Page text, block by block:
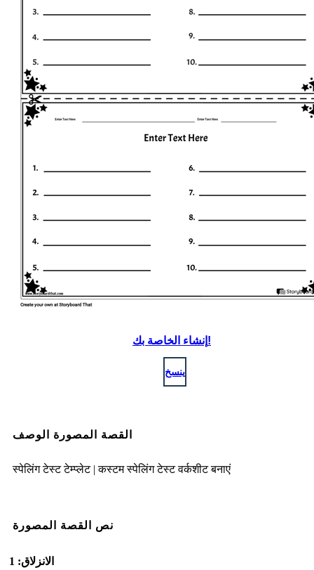
إنشاء الخاصة بك!
ينسخ
القصة المصورة الوصف
स्पेलिंग टेस्ट टेम्प्लेट | कस्टम स्पेलिंग टेस्ट वर्कशीट बनाएं
نص القصة المصورة
الانزلاق: 1